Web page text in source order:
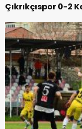
Çıkrıkçıspor 0-2